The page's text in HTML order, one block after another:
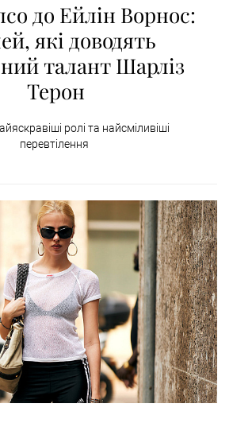
до Ейлін Ворнос:
які доводять
талант Шарліз
Терон
ролі та найсміливіші
перевтілення